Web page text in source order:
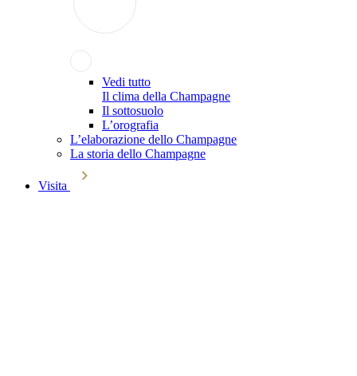
Vedi tutto
Il clima della Champagne
Il sottosuolo
L’orografia
L’elaborazione dello Champagne
La storia dello Champagne
Visita